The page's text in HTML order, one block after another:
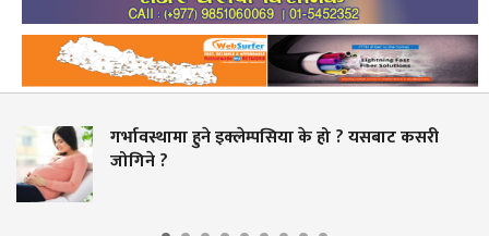
के हो ? यसबाट कसरी